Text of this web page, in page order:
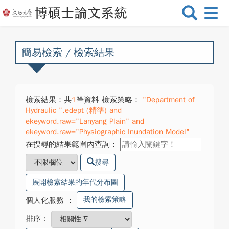
選
換
簡易檢索 / 檢索結果
檢索結果：共1筆資料 檢索策略：
"Department of
Hydraulic ".edept (精準) and
ekeyword.raw="Lanyang Plain" and
ekeyword.raw="Physiographic Inundation Model"
在搜尋的結果範圍內查詢：
搜尋
展開檢索結果的年代分布圖
個人化服務 ： 我的檢索策略
排序：